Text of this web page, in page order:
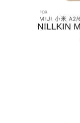
NILLKIN